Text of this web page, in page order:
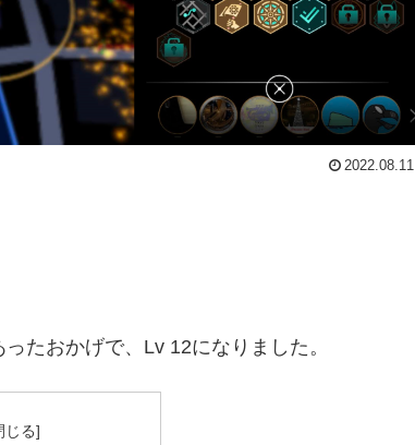
2022.08.11
たおかげで、Lv 12になりました。